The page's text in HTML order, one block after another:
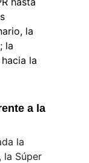
la
la
la
a la
la
la Súper